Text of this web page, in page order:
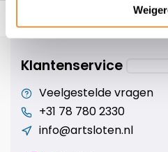
Snelle
Klantenservice
Veelgestelde vragen
+31 78 780 2330
info@artsloten.nl